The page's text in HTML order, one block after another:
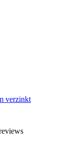
verzinkt